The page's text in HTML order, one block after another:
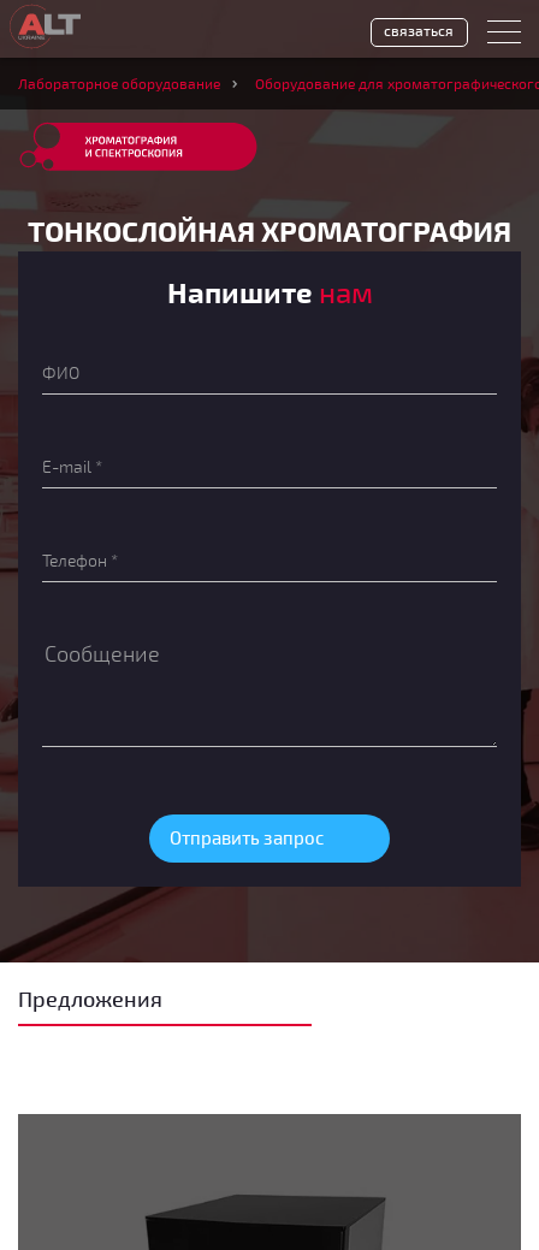
Лабораторное оборудование Оборудование для
ТОНКОСЛОЙНАЯ ХРОМАТОГРАФИЯ
Напишите нам
связаться
Предложения